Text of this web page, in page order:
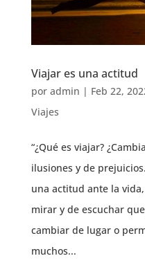
Viajar es una actitud
por admin | Feb 22,
Viajes
“¿Qué es viajar?
ilusiones y de
una actitud ante la
mirar y de escuchar
cambiar de lugar o
muchos...